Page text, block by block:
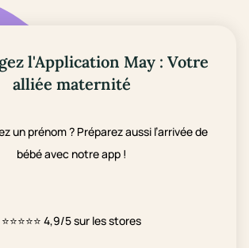
l'Application May : Votre
alliée maternité
un prénom ? Préparez aussi l’arrivée de
bébé avec notre app !
⭐⭐⭐⭐⭐ 4,9/5 sur les stores